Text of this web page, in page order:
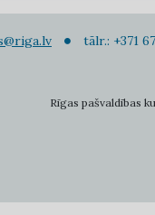
tālr.: +371
Rīgas pašvaldības